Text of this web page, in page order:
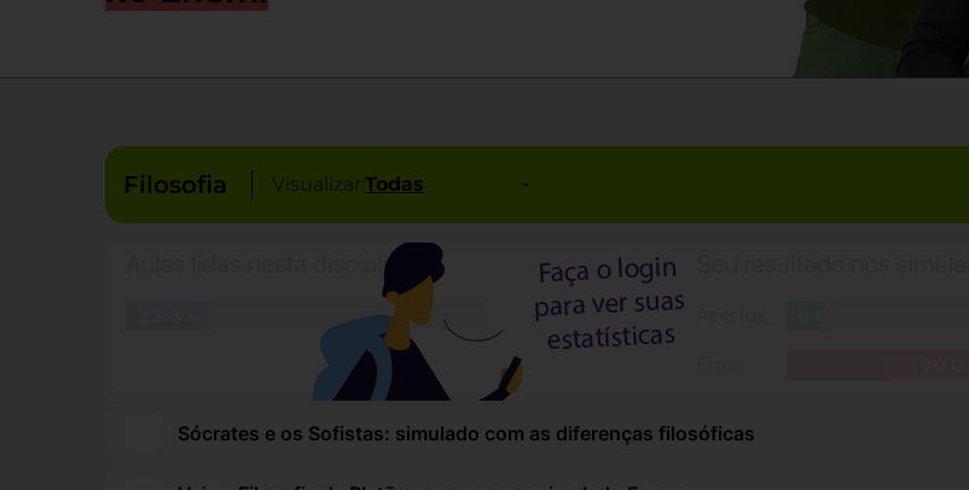
Filosofia Visualizar:
Sócrates e os Sofistas: simulado com as diferenças filosóficas